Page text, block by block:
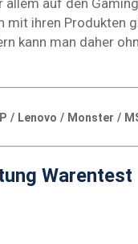
allem auf den
mit ihren Produkten
kann man daher
/ Lenovo / Monster /
Warentest